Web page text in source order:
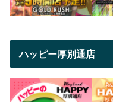
ハッピー厚別通店